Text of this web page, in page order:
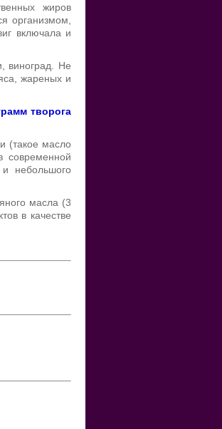
жиров
организмом,
включала и
виноград. Не
жареных и
творога
(такое масло
современной
и небольшого
масла (3
в качестве